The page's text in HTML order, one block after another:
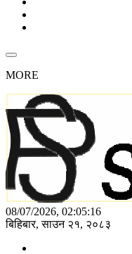
MORE
08/07/2026, 02:05:16
बिहिबार, साउन २१, २०८३